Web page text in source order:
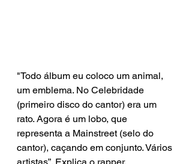
"Todo álbum eu coloco um animal,
um emblema. No Celebridade
(primeiro disco do cantor) era um
rato. Agora é um lobo, que
representa a Mainstreet (selo do
cantor), caçando em conjunto. Vários
artistas”. Explica o rapper,